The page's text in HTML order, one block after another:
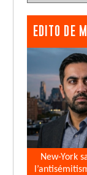
EDITO DE
New-York